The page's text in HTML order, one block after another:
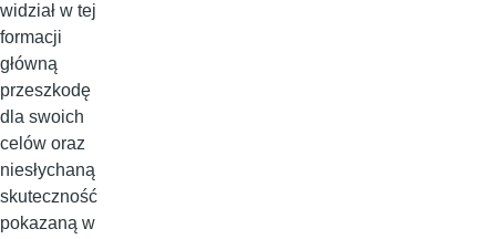
widział w tej
formacji
główną
przeszkodę
dla swoich
celów oraz
niesłychaną
skuteczność
pokazaną w